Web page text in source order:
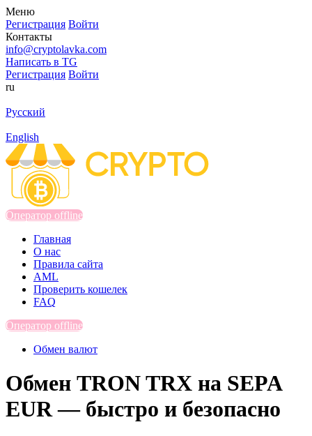
Меню
Регистрация Войти
Контакты
info@cryptolavka.com
Написать в TG
Регистрация Войти
ru
Русский
English
Оператор offline
Главная
О нас
Правила сайта
AML
Проверить кошелек
FAQ
Оператор offline
Обмен валют
Обмен TRON TRX на SEPA
EUR — быстро и безопасно